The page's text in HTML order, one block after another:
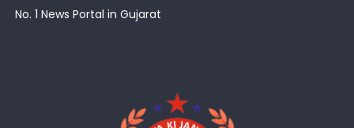
No. 1 News Portal in Gujarat